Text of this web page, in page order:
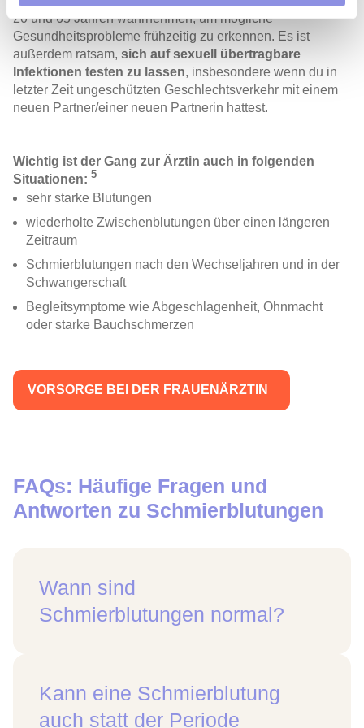
Partner führen diese Informationen möglicherweise mit
weiteren Daten zusammen, die Sie ihnen bereitgestellt
haben oder die sie im Rahmen Ihrer Nutzung der Dienste
gesammelt haben.
20 und 65 Jahren wahrnehmen, um mögliche
Gesundheitsprobleme frühzeitig zu erkennen. Es ist
außerdem ratsam, sich auf sexuell übertragbare
Infektionen testen zu lassen, insbesondere wenn du in
letzter Zeit ungeschützten Geschlechtsverkehr mit einem
neuen Partner/einer neuen Partnerin hattest.
Wichtig ist der Gang zur Ärztin auch in folgenden
Situationen: 5
sehr starke Blutungen
wiederholte Zwischenblutungen über einen längeren
Zeitraum
Schmierblutungen nach den Wechseljahren und in der
Schwangerschaft
Begleitsymptome wie Abgeschlagenheit, Ohnmacht
oder starke Bauchschmerzen
VORSORGE BEI DER FRAUENÄRZTIN
FAQs: Häufige Fragen und
Antworten zu Schmierblutungen
Wann sind
Schmierblutungen normal?
Kann eine Schmierblutung
auch statt der Periode